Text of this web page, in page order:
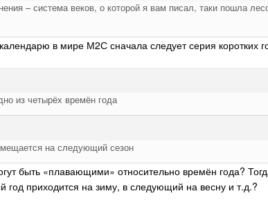
– система веков, о которой я вам писал, таки пошла
в мире М2С сначала следует серия
из четырёх времён года
на следующий сезон
быть «плавающими» относительно времён года?
приходится на зиму, в следующий на весну и т.д.?